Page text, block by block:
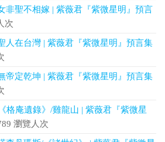
非聖不相嫁 | 紫薇君『紫微星明』預言
次
人在台灣 | 紫薇君『紫微星明』預言集
帝定乾坤 | 紫薇君『紫微星明』預言集
格庵遺錄》/雞龍山 | 紫薇君『紫微星
瀏覽人次